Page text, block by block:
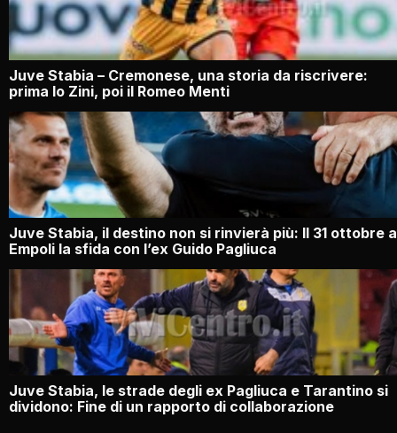
Juve Stabia – Cremonese, una storia da riscrivere:
prima lo Zini, poi il Romeo Menti
Juve Stabia, il destino non si rinvierà più: Il 31 ottobre
Empoli la sfida con l’ex Guido Pagliuca
Juve Stabia, le strade degli ex Pagliuca e Tarantino si
dividono: Fine di un rapporto di collaborazione